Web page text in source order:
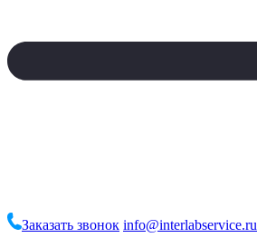
Заказать звонок info@interlabservice.ru